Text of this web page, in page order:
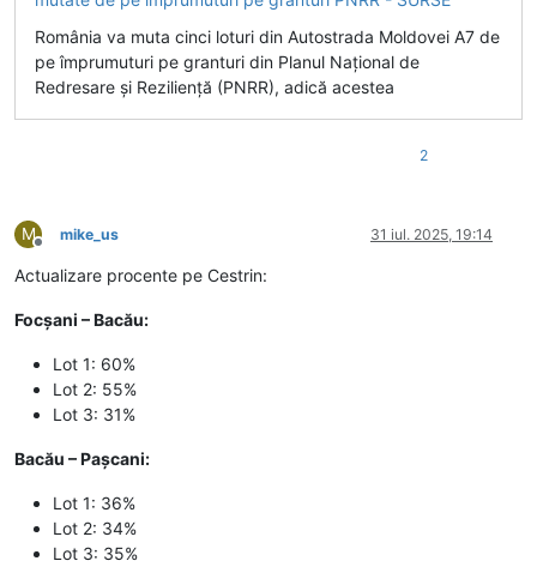
România va muta cinci loturi din Autostrada Moldovei A7 de
pe împrumuturi pe granturi din Planul Național de
Redresare și Reziliență (PNRR), adică acestea
2
M
Deconectat
mike_us 31 iul. 2025, 19:14
Actualizare procente pe Cestrin:
Focșani – Bacău:
Lot 1: 60%
Lot 2: 55%
Lot 3: 31%
Bacău – Pașcani:
Lot 1: 36%
Lot 2: 34%
Lot 3: 35%